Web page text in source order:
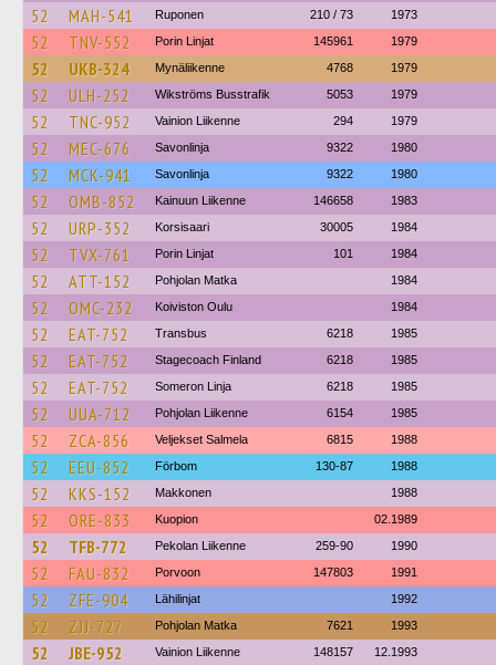
52 MAH-541 Ruponen 210 / 73 1973
52 TNV-552 Porin Linjat 145961 1979
52 UKB-324 Mynäliikenne 4768 1979
52 ULH-252 Wikströms Busstrafik 5053 1979
52 TNC-952 Vainion Liikenne 294 1979
52 MEC-676 Savonlinja 9322 1980
52 MCK-941 Savonlinja 9322 1980
52 OMB-852 Kainuun Liikenne 146658 1983
52 URP-352 Korsisaari 30005 1984
52 TVX-761 Porin Linjat 101 1984
52 ATT-152 Pohjolan Matka 1984
52 OMC-232 Koiviston Oulu 1984
52 EAT-752 Transbus 6218 1985
52 EAT-752 Stagecoach Finland 6218 1985
52 EAT-752 Someron Linja 6218 1985
52 UUA-712 Pohjolan Liikenne 6154 1985
52 ZCA-856 Veljekset Salmela 6815 1988
52 EEU-852 Förbom 130-87 1988
52 KKS-152 Makkonen 1988
52 ORE-833 Kuopion 02.1989
52 TFB-772 Pekolan Liikenne 259-90 1990
52 FAU-832 Porvoon 147803 1991
52 ZFE-904 Lähilinjat 1992
52 ZJJ-727 Pohjolan Matka 7621 1993
52 JBE-952 Vainion Liikenne 148157 12.1993